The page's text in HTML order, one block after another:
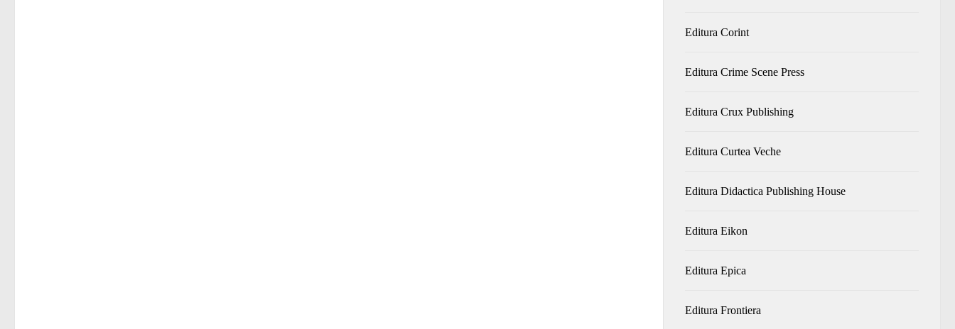
Editura Corint
Editura Crime Scene Press
Editura Crux Publishing
Editura Curtea Veche
Editura Didactica Publishing House
Editura Eikon
Editura Epica
Editura Frontiera